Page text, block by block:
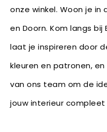
onze winkel. Woon je in
en Doorn. Kom langs bij
laat je inspireren door
kleuren en patronen,
van ons team om de
jouw interieur compleet